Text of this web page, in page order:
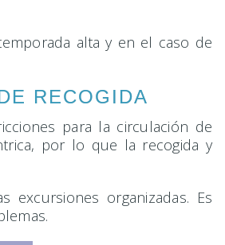
alta y en el caso de
RECOGIDA
para la circulación de
por lo que la recogida y
organizadas. Es